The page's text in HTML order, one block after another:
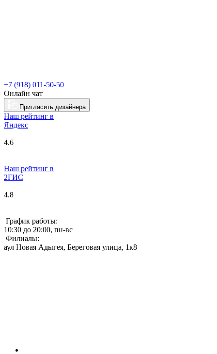
+7 (918) 011-50-50
Онлайн чат
Пригласить дизайнера
Наш рейтинг в
Яндекс
4.6
Наш рейтинг в
2ГИС
4.8
График работы:
10:30 до 20:00, пн-вс
Филиалы:
аул Новая Адыгея, Береговая улица, 1к8